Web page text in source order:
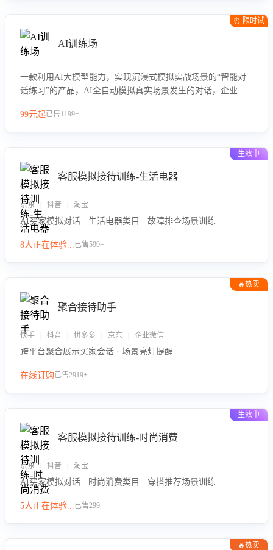
⏰ 限时试
AI训练场
一款利用AI大模型能力，实现沉浸式模拟实战场景的“智能对
话练习”的产品，AI全自动模拟真实场景发生的对话，企业可
力。
99元起已售1199+
生效中
客服模拟接待训练-生活电器
京东 | 抖音 | 淘宝
AI买家模拟对话 · 生活电器类目 · 故障排查场景训练
8人正在体验...已售599+
🔥热卖
聚合接待助手
快手 | 抖音 | 拼多多 | 京东 | 企业微信
跨平台聚合展示买家会话 · 场景亮灯提醒
在线订购已售2919+
生效中
客服模拟接待训练-时尚消费
京东 | 抖音 | 淘宝
AI买家模拟对话 · 时尚消费类目 · 穿搭推荐场景训练
5人正在体验...已售299+
🔥热卖